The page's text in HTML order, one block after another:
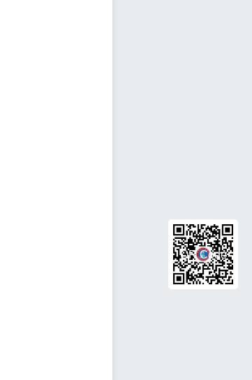
QR Code